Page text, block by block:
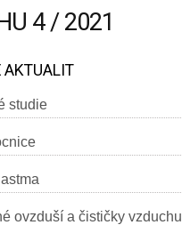
4 / 2021
AKTUALIT
studie
ovzduší a čističky vzduchu